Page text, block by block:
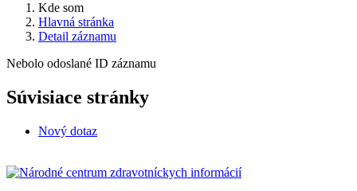
Kde som
Hlavná stránka
Detail záznamu
Nebolo odoslané ID záznamu
Súvisiace stránky
Nový dotaz